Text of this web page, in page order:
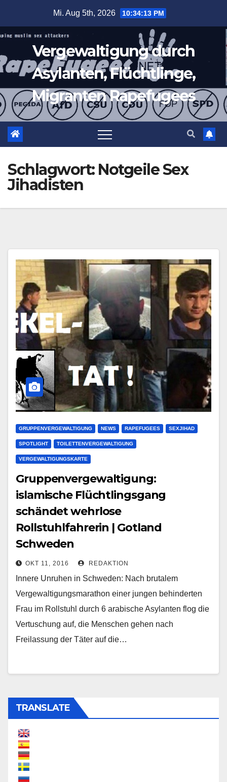
springen
Mi. Aug 5th, 2026 10:34:13 PM
Vergewaltigung durch
Asylanten, Flüchtlinge,
Migranten Rapefugees
Schlagwort: Notgeile Sex
Jihadisten
GRUPPENVERGEWALTIGUNG NEWS RAPEFUGEES SEXJIHAD
SPOTLIGHT TOILETTENVERGEWALTIGUNG
VERGEWALTIGUNGSKARTE
Gruppenvergewaltigung:
islamische Flüchtlingsgang
schändet wehrlose
Rollstuhlfahrerin | Gotland
Schweden
OKT 11, 2016 REDAKTION
Innere Unruhen in Schweden: Nach brutalem
Vergewaltigungsmarathon einer jungen behinderten
Frau im Rollstuhl durch 6 arabische Asylanten flog die
Vertuschung auf, die Menschen gehen nach
Freilassung der Täter auf die…
TRANSLATE